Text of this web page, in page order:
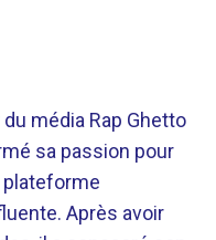
média Rap Ghetto
sa passion pour
plateforme
Après avoir